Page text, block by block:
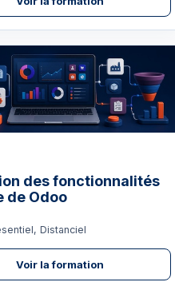
des fonctionnalités
de Odoo
Distanciel
Voir la formation